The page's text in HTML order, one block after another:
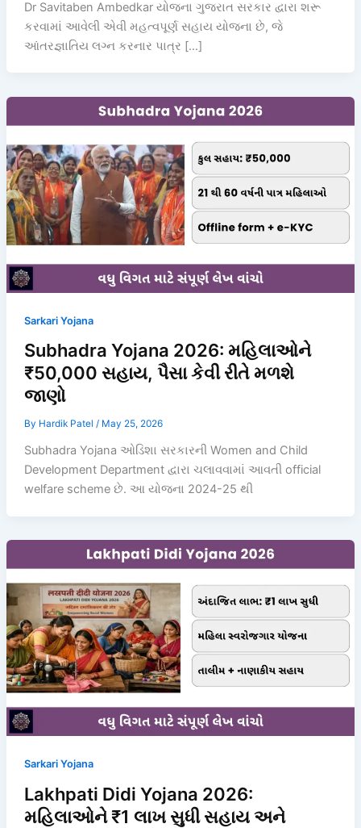
Dr Savitaben Ambedkar યોજના ગુજરાત સરકાર દ્વારા શરૂ
કરવામાં આવેલી એવી મહત્વપૂર્ણ સહાય યોજના છે, જે
આંતરજ્ઞાતિય લગ્ન કરનાર પાત્ર […]
Sarkari Yojana
Subhadra Yojana 2026: મહિલાઓને
₹50,000 સહાય, પૈસા કેવી રીતે મળશે
જાણો
By Hardik Patel / May 25, 2026
Subhadra Yojana ઓડિશા સરકારની Women and Child
Development Department દ્વારા ચલાવવામાં આવતી official
welfare scheme છે. આ યોજના 2024-25 થી
Sarkari Yojana
Lakhpati Didi Yojana 2026:
મહિલાઓને ₹1 લાખ સુધી સહાય અને